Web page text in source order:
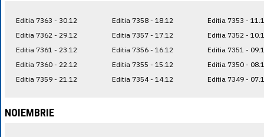
Editia 7363 - 30.12
Editia 7362 - 29.12
Editia 7361 - 23.12
Editia 7360 - 22.12
Editia 7359 - 21.12
Editia 7358 - 18.12
Editia 7357 - 17.12
Editia 7356 - 16.12
Editia 7355 - 15.12
Editia 7354 - 14.12
Editia 7353 -
Editia 7352 -
Editia 7351 -
Editia 7350 -
Editia 7349 -
NOIEMBRIE